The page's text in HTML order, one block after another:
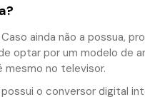
ainda não a possua,
optar por um modelo de
mesmo no televisor.
o conversor digital